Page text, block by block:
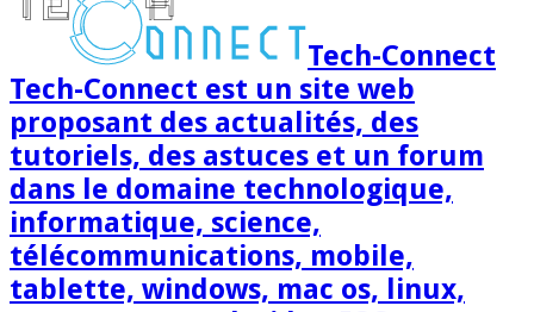
Tech-Connect
Tech-Connect est un site web
proposant des actualités, des
tutoriels, des astuces et un forum
dans le domaine technologique,
informatique, science,
télécommunications, mobile,
tablette, windows, mac os, linux,